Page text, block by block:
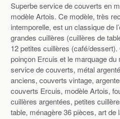
Superbe service de couverts en
modèle Artois. Ce modèle, très
intemporelle, est un classique de
grandes cuillères (cuillères de
12 petites cuillères (café/
poinçon Ercuis et le marquage
service de couverts, métal
anciens, couverts vintage,
couverts Ercuis, modèle Artois,
cuillères argentées, petites
table, ménagère 36 pièces, art de